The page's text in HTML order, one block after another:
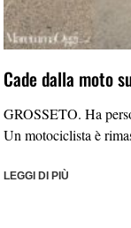
Cade dalla moto
GROSSETO. Ha
Un motociclista è
LEGGI DI PIÙ